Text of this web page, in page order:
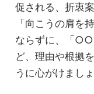
促される、折衷
「向こうの肩を
ならずに、「
ど、理由や根拠
うに心がけましょ